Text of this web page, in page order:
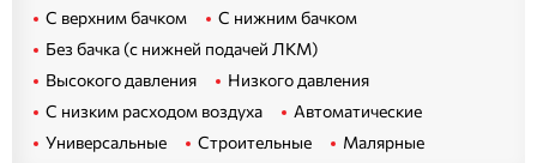
С верхним бачком
С нижним бачком
Без бачка (с нижней подачей ЛКМ)
Высокого давления
Низкого давления
С низким расходом воздуха
Автоматические
Универсальные
Строительные Малярные